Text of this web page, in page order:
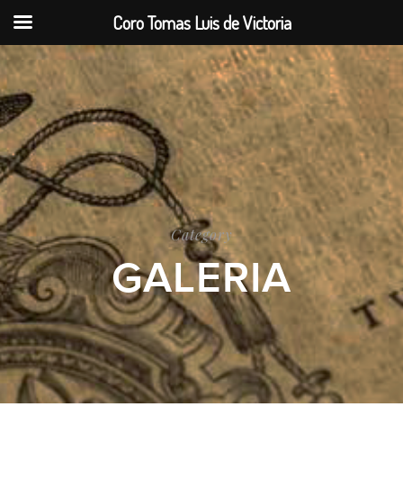
Category
GALERIA
Coro Tomas Luis de Victoria